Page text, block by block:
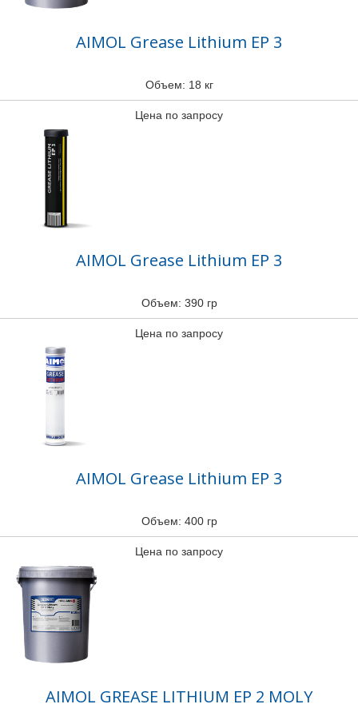
AIMOL Grease Lithium EP 3
Объем: 18 кг
Цена по запросу
AIMOL Grease Lithium EP 3
Объем: 390 гр
Цена по запросу
AIMOL Grease Lithium EP 3
Объем: 400 гр
Цена по запросу
AIMOL GREASE LITHIUM EP 2 MOLY